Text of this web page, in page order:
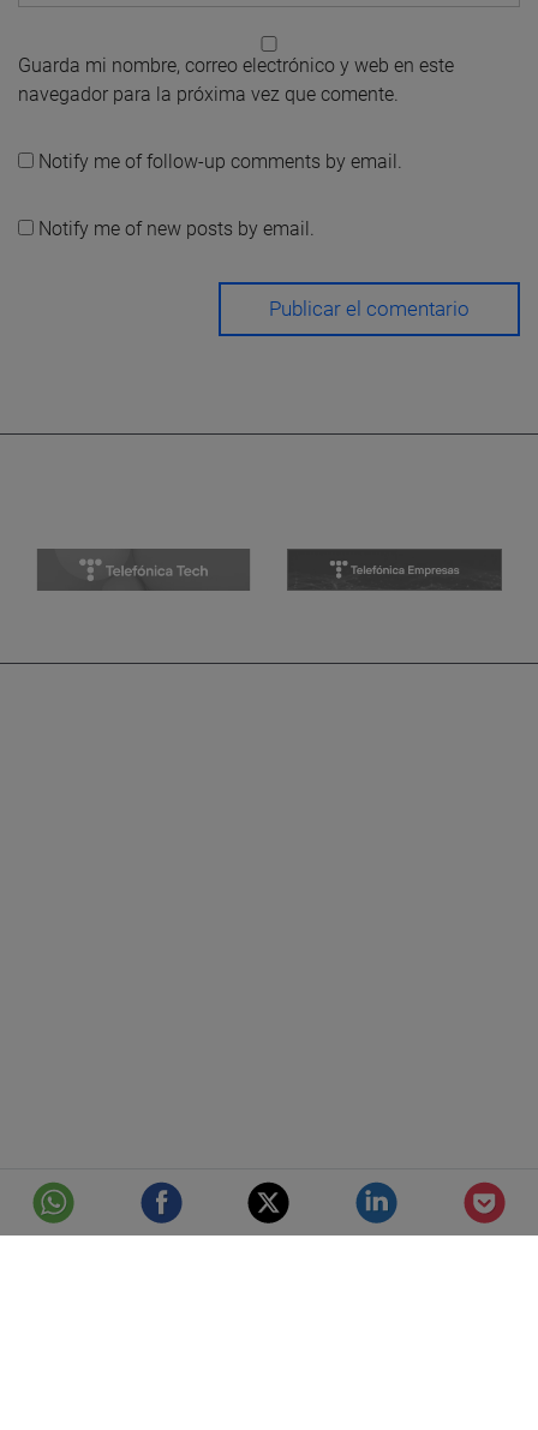
Guarda mi nombre, correo electrónico y web en este
navegador para la próxima vez que comente.
Notify me of follow-up comments by email.
Notify me of new posts by email.